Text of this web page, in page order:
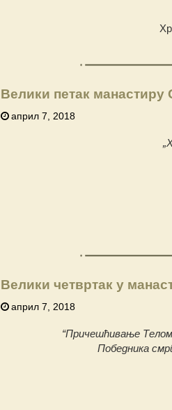
Велики петак
април 7, 2018
Велики четвртак у
април 7, 2018
“Причешћивање
Победника